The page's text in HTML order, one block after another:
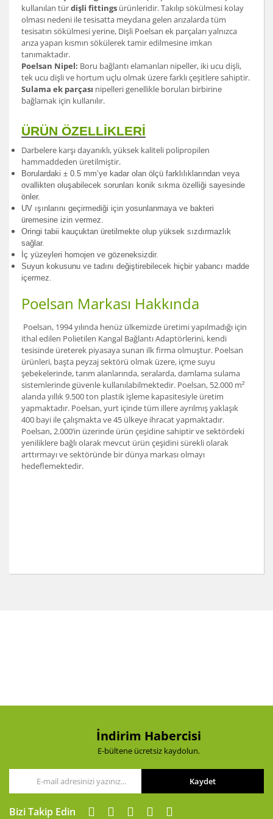
kullanılan türdişli fittings ürünleridir. Takılıp sökülmesi kolay
olması nedeni ile tesisatta meydana gelen arızalarda tüm
tesisatın sökülmesi yerine, Dişli Poelsan ek parçaları yalnızca
arıza yapan kısmın sökülerek tamir edilmesine imkan
tanımaktadır.
Poelsan Nipel: Boru bağlantı elamanları nipeller, iki ucu dişli,
tek ucu dişli ve hortum uçlu olmak üzere farklı çeşitlere sahiptir.
Sulama ek parçası nipelleri genellikle boruları birbirine
bağlamak için kullanılır.
ÜRÜN ÖZELLİKLERİ
Darbelere karşı dayanıklı, yüksek kaliteli polipropilen
hammaddeden üretilmiştir.
Borulardaki ± 0.5 mm’ye kadar olan ölçü farklılıklarından veya
ovallikten oluşabilecek sorunları konik sıkma özelliği sayesinde
önler.
UV ışınlarını geçirmediği için yosunlanmaya ve bakteri
üremesine izin vermez.
Oringi tabii kauçuktan üretilmekte olup yüksek sızdırmazlık
sağlar.
İç yüzeyleri homojen ve gözeneksizdir.
Suyun kokusunu ve tadını değiştirebilecek hiçbir yabancı madde
içermez.
Poelsan Markası Hakkında
Poelsan, 1994 yılında henüz ülkemizde üretimi yapılmadığı için
ithal edilen Polietilen Kangal Bağlantı Adaptörlerini, kendi
tesisinde üreterek piyasaya sunan ilk firma olmuştur. Poelsan
ürünleri, başta peyzaj sektörü olmak üzere, içme suyu
şebekelerinde, tarım alanlarında, seralarda, damlama sulama
sistemlerinde güvenle kullanılabilmektedir. Poelsan, 52.000 m²
alanda yıllık 9.500 ton plastik işleme kapasitesiyle üretim
yapmaktadır. Poelsan, yurt içinde tüm illere ayrılmış yaklaşık
400 bayi ile çalışmakta ve 45 ülkeye ihracat yapmaktadır.
Poelsan, 2.000’in üzerinde ürün çeşidine sahiptir ve sektördeki
yeniliklere bağlı olarak mevcut ürün çeşidini sürekli olarak
arttırmayı ve sektöründe bir dünya markası olmayı
hedeflemektedir.
Ürün fiyatı diğer sitelerden daha pahalı.
Gönder
İndirim Habercisi
E-bültene ücretsiz kaydolun.
Kaydet
Bizi Takip Edin